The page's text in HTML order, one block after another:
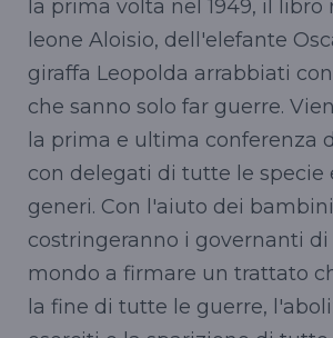
la prima volta nel 1949, il libro
leone Aloisio, dell'elefante
giraffa Leopolda arrabbiati
che sanno solo far guerre.
la prima e ultima conferenza
con delegati di tutte le specie
generi. Con l'aiuto dei
costringeranno i governanti di
mondo a firmare un trattato
la fine di tutte le guerre,